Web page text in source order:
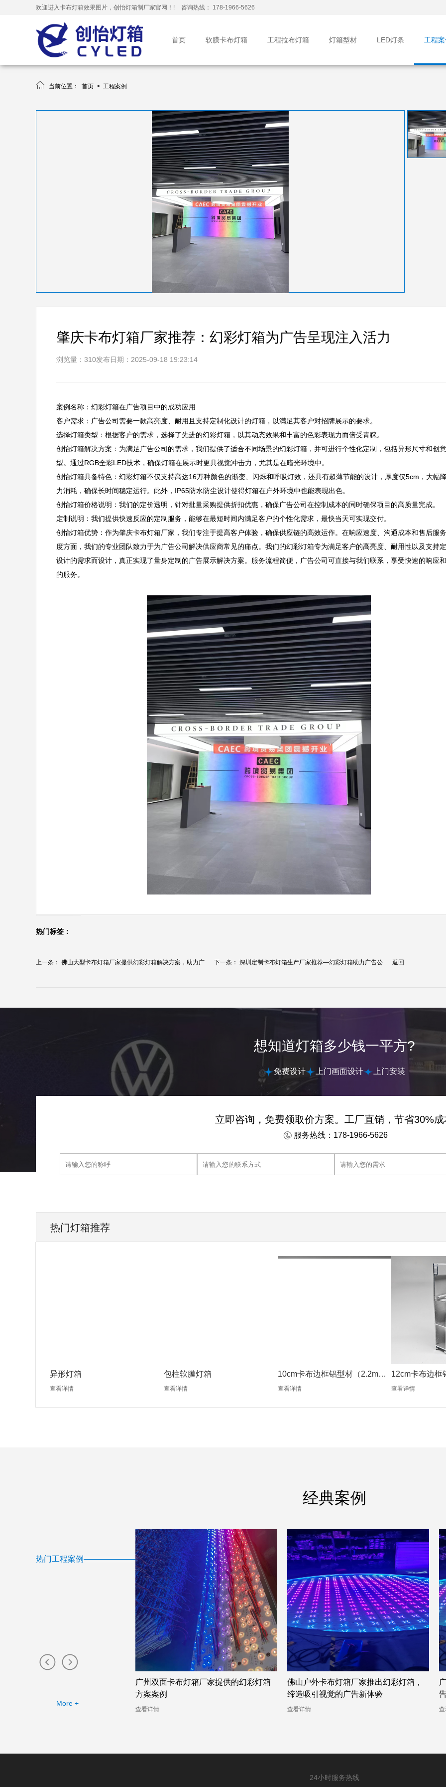
欢迎进入卡布灯箱效果图片，创怡灯箱制厂家官网！! 咨询热线： 178-1966-5626
首页 软膜卡布灯箱 工程拉布灯箱 灯箱型材 LED灯条 工程
 当前位置： 首页 > 工程案例
肇庆卡布灯箱厂家推荐：幻彩灯箱为广告呈现注入活力
浏览量：310发布日期：2025-09-18 19:23:14
案例名称：幻彩灯箱在广告项目中的成功应用
客户需求：广告公司需要一款高亮度、耐用且支持定制化设计的灯箱，以满足其客户对招牌展示的要求。
选择灯箱类型：根据客户的需求，选择了先进的幻彩灯箱，以其动态效果和丰富的色彩表现力而倍受青睐。
创怡灯箱解决方案：为满足广告公司的需求，我们提供了适合不同场景的幻彩灯箱，并可进行个性化定制，包括异形尺寸和创
型。通过RGB全彩LED技术，确保灯箱在展示时更具视觉冲击力，尤其是在暗光环境中。
创怡灯箱具备特色：幻彩灯箱不仅支持高达16万种颜色的渐变、闪烁和呼吸灯效，还具有超薄节能的设计，厚度仅5cm，大幅
力消耗，确保长时间稳定运行。此外，IP65防水防尘设计使得灯箱在户外环境中也能表现出色。
创怡灯箱价格说明：我们的定价透明，针对批量采购提供折扣优惠，确保广告公司在控制成本的同时确保项目的高质量完成。
定制说明：我们提供快速反应的定制服务，能够在最短时间内满足客户的个性化需求，最快当天可实现交付。
创怡灯箱优势：作为肇庆卡布灯箱厂家，我们专注于提高客户体验，确保供应链的高效运作。在响应速度、沟通成本和售后服
度方面，我们的专业团队致力于为广告公司解决供应商常见的痛点。我们的幻彩灯箱专为满足客户的高亮度、耐用性以及支持
设计的需求而设计，真正实现了量身定制的广告展示解决方案。服务流程简便，广告公司可直接与我们联系，享受快速的响应
的服务。
热门标签：
上一条： 佛山大型卡布灯箱厂家提供幻彩灯箱解决方案，助力广
下一条： 深圳定制卡布灯箱生产厂家推荐—幻彩灯箱助力广告公
返回
想知道灯箱多少钱一平方?
免费设计 上门画面设计 上门安装
立即咨询，免费领取价方案。工厂直销，节省30%成
服务热线：178-1966-5626
热门灯箱推荐
异形灯箱
查看详情
包柱软膜灯箱
查看详情
10cm卡布边框铝型材（2.2mm
银色）
查看详情
12cm卡布边框
银色）
查看详情
经典案例
热门工程案例
More +
广州双面卡布灯箱厂家提供的幻彩灯箱
方案案例
查看详情
佛山户外卡布灯箱厂家推出幻彩灯箱，
缔造吸引视觉的广告新体验
查看详情
24小时服务热线